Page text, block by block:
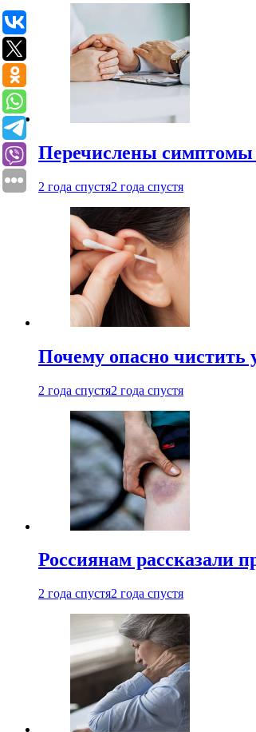
Перечислены симптомы
2 года спустя2 года спустя
Почему опасно
2 года спустя2 года спустя
Россиянам рассказали
2 года спустя2 года спустя